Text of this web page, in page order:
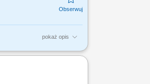
pokaż opis
brygady